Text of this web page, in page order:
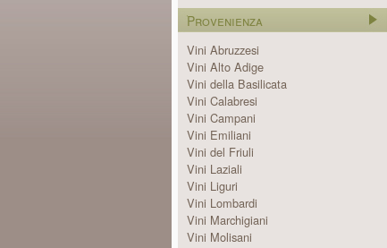
Provenienza
Vini Abruzzesi
Vini Alto Adige
Vini della Basilicata
Vini Calabresi
Vini Campani
Vini Emiliani
Vini del Friuli
Vini Laziali
Vini Liguri
Vini Lombardi
Vini Marchigiani
Vini Molisani